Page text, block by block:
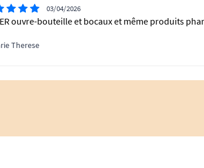
03/04/2026
ouvre-bouteille et bocaux et même produits
Therese